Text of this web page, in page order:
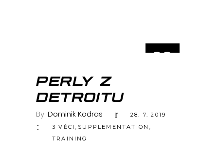
28
PERLY Z
DETROITU
By: Dominik Kodras
28. 7. 2019
3 VĚCI
SUPPLEMENTATION
TRAINING